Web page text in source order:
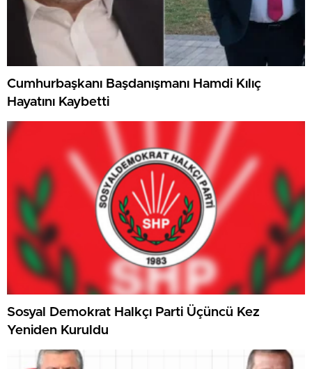
Cumhurbaşkanı Başdanışmanı Hamdi Kılıç
Hayatını Kaybetti
Sosyal Demokrat Halkçı Parti Üçüncü Kez
Yeniden Kuruldu